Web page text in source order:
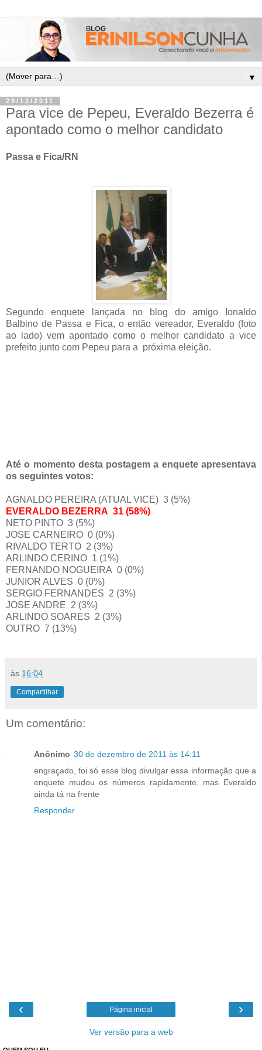
▼
29/12/2011
Para vice de Pepeu, Everaldo Bezerra é
apontado como o melhor candidato
Passa e Fica/RN
Segundo enquete lançada no blog do amigo Ionaldo
Balbino de Passa e Fica, o então vereador, Everaldo (foto
ao lado) vem apontado como o melhor candidato a vice
prefeito junto com Pepeu para a próxima eleição.
Até o momento desta postagem a enquete apresentava
os seguintes votos:
AGNALDO PEREIRA (ATUAL VICE) 3 (5%)
EVERALDO BEZERRA 31 (58%)
NETO PINTO 3 (5%)
JOSE CARNEIRO 0 (0%)
RIVALDO TERTO 2 (3%)
ARLINDO CERINO 1 (1%)
FERNANDO NOGUEIRA 0 (0%)
JUNIOR ALVES 0 (0%)
SERGIO FERNANDES 2 (3%)
JOSE ANDRE 2 (3%)
ARLINDO SOARES 2 (3%)
OUTRO 7 (13%)
às 16:04
Compartilhar
Um comentário:
Anônimo 30 de dezembro de 2011 às 14:11
engraçado, foi só esse blog divulgar essa informação que a
enquete mudou os números rapidamente, mas Everaldo
ainda tá na frente
Responder
‹ ›
Página inicial
Ver versão para a web